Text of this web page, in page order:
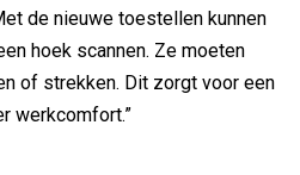
de nieuwe toestellen kunnen
hoek scannen. Ze moeten
of strekken. Dit zorgt voor een
werkcomfort.”